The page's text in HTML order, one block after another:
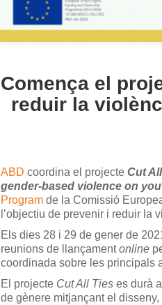
Comença el
reduir la
ABD coordina el projecte Cut
gender-based violence on
Program de la Comissió
l’objectiu de prevenir i reduir la
Els dies 28 i 29 de gener de
reunions de llançamentonline
coordinada sobre les principals
El projecte Cut All Ties es durà
de gènere mitjançant el